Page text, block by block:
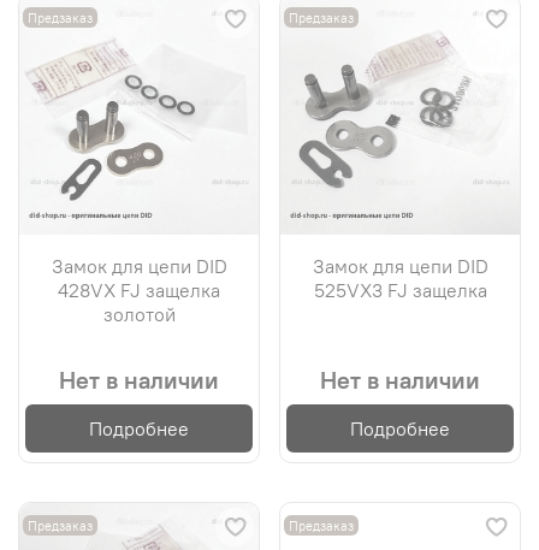
Предзаказ
Замок для цепи DID
428VX FJ защелка
золотой
Нет в наличии
Подробнее
Предзаказ
Замок для цепи DID
525VX3 FJ защелка
Нет в наличии
Подробнее
Предзаказ Предзаказ